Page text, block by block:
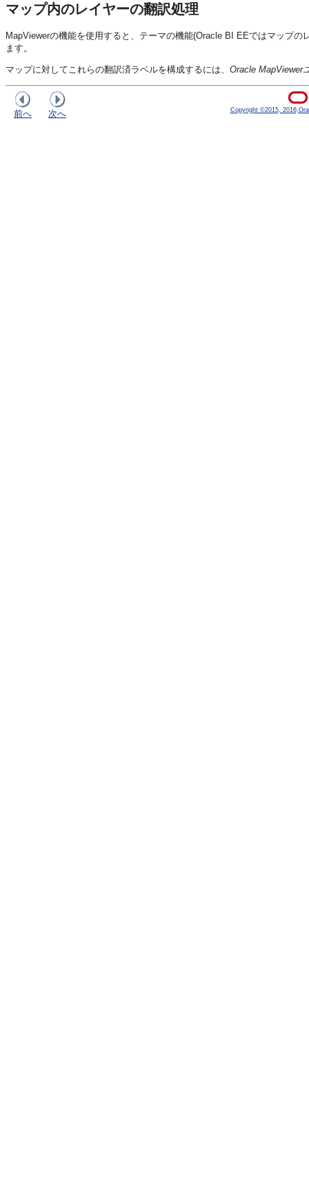
マップ内のレイヤーの翻訳処理
MapViewerの機能を使用すると、テーマの機能(Oracle BI EEではマップの
ます。
マップに対してこれらの翻訳済ラベルを構成するには、 Oracle MapViewer
前へ 次へ Copyright ©2015,